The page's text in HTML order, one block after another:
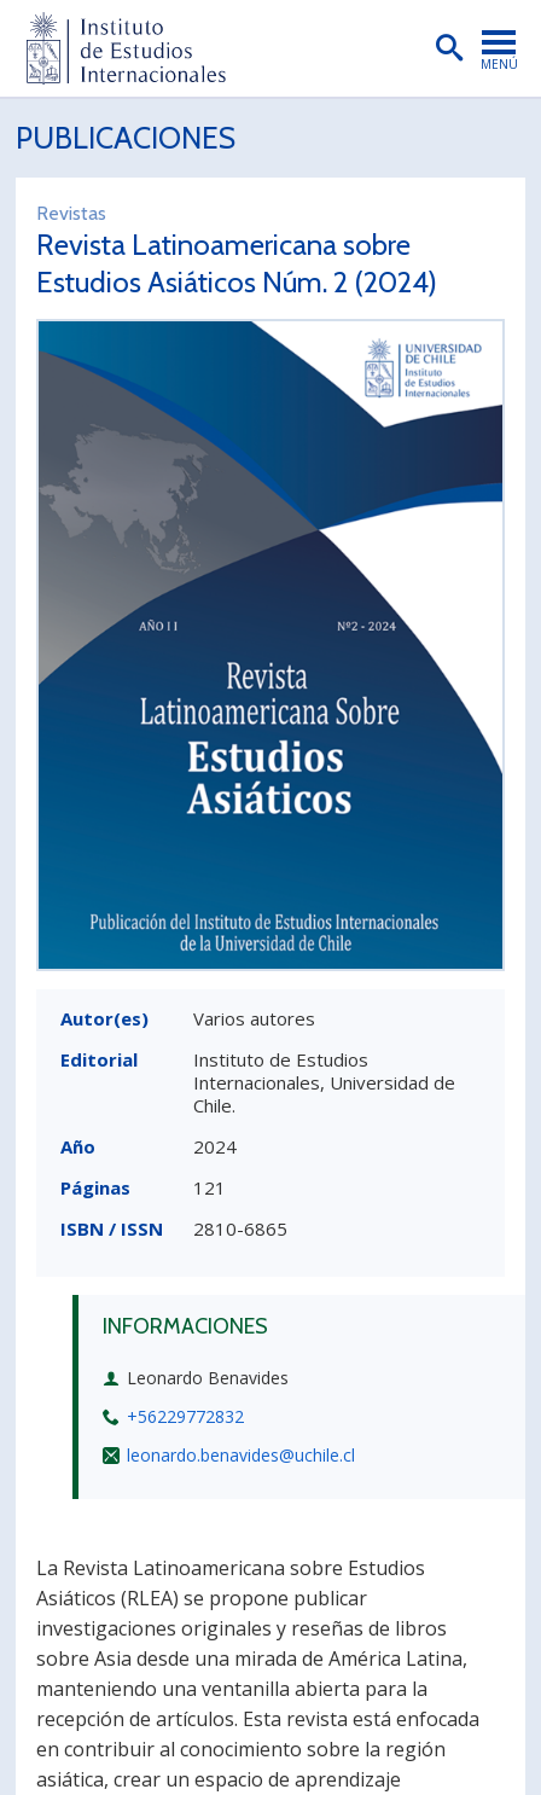
MENÚ
PORTADA
INSTITUTO
POSTGRADO
INVESTIGACIÓN
EXTENSIÓN
BIBLIOTECA
ENGLISH
PORTUGUÊS
Postulantes Académicos
Egresados
PUBLICACIONES
Revistas
Revista Latinoamericana sobre
Estudios Asiáticos Núm. 2 (2024)
INFORMACIONES
Leonardo Benavides
+56229772832
leonardo.benavides@uchile.cl
Autor(es)
Varios autores
Editorial
Instituto de Estudios
Internacionales, Universidad de
Chile.
Año
2024
Páginas
121
ISBN / ISSN
2810-6865
La Revista Latinoamericana sobre Estudios
Asiáticos (RLEA) se propone publicar
investigaciones originales y reseñas de libros
sobre Asia desde una mirada de América Latina,
manteniendo una ventanilla abierta para la
recepción de artículos. Esta revista está enfocada
en contribuir al conocimiento sobre la región
asiática, crear un espacio de aprendizaje